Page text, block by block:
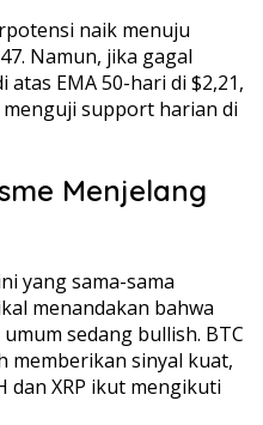
naik menuju
Namun, jika gagal
EMA 50-hari di $2,21,
menguji support harian di
Menjelang
yang sama-sama
menandakan bahwa
sedang bullish. BTC
memberikan sinyal kuat,
dan XRP ikut mengikuti